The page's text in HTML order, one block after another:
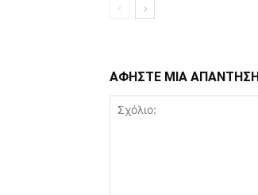
ΑΦΗΣΤΕ ΜΙΑ ΑΠΑΝΤΗΣΗ